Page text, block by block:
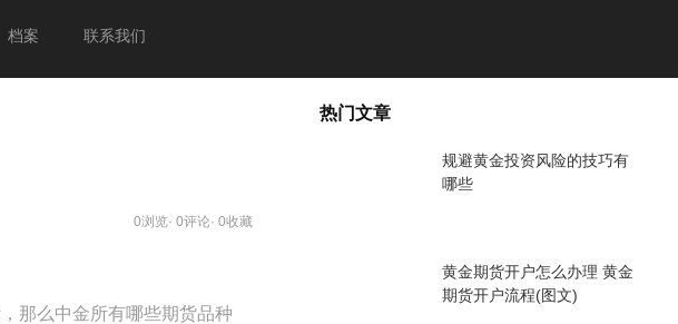
档案 联系我们
0浏览· 0评论· 0收藏
那么中金所有哪些期货品种
热门文章
规避黄金投资风险的技巧有
哪些
黄金期货开户怎么办理 黄金
期货开户流程(图文)